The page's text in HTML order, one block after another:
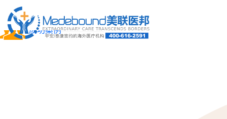
关于我们
成功案例